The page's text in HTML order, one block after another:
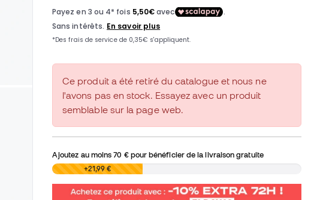
Ce produit a été retiré du catalogue et nous ne
l'avons pas en stock. Essayez avec un produit
semblable sur la page web.
Ajoutez au moins70 €pour bénéficier de la livraison gratuite
0,00 € +21,99 €